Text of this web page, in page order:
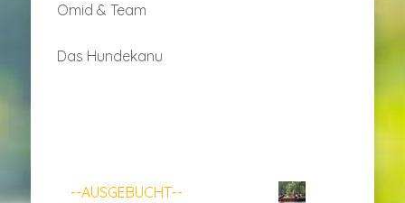
Omid & Team
Das Hundekanu
--AUSGEBUCHT--